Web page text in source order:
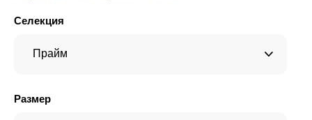
Селекция
Прайм
Размер